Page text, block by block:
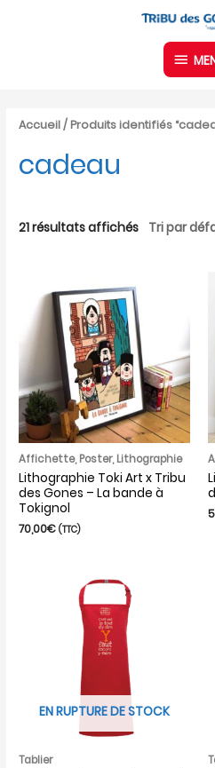
MENU
Accueil/ Produits identifiés
cadeau
21 résultats affichés
Affichette, Poster, Lithographie
Lithographie Toki Art x Tribu
des Gones – La bande à
Tokignol
70,00€ (TTC)
EN RUPTURE DE STOCK
Tablier